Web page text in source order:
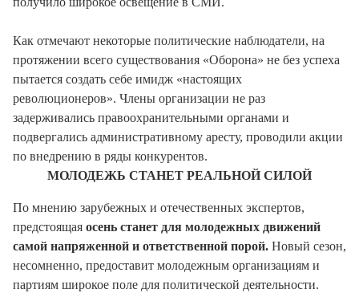
Как отмечают некоторые политические наблюдатели, на
протяжении всего существования «Оборона» не без успеха
пытается создать себе имидж «настоящих
революционеров». Члены организации не раз
задерживались правоохранительными органами и
подвергались административному аресту, проводили акции
по внедрению в ряды конкурентов.
МОЛОДЕЖЬ СТАНЕТ РЕАЛЬНОЙ СИЛОЙ
По мнению зарубежных и отечественных экспертов,
предстоящая осень станет для молодежных движений
самой напряженной и ответственной порой. Новый сезон,
несомненно, предоставит молодежным организациям и
партиям широкое поле для политической деятельности.